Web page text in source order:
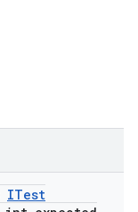
ITest